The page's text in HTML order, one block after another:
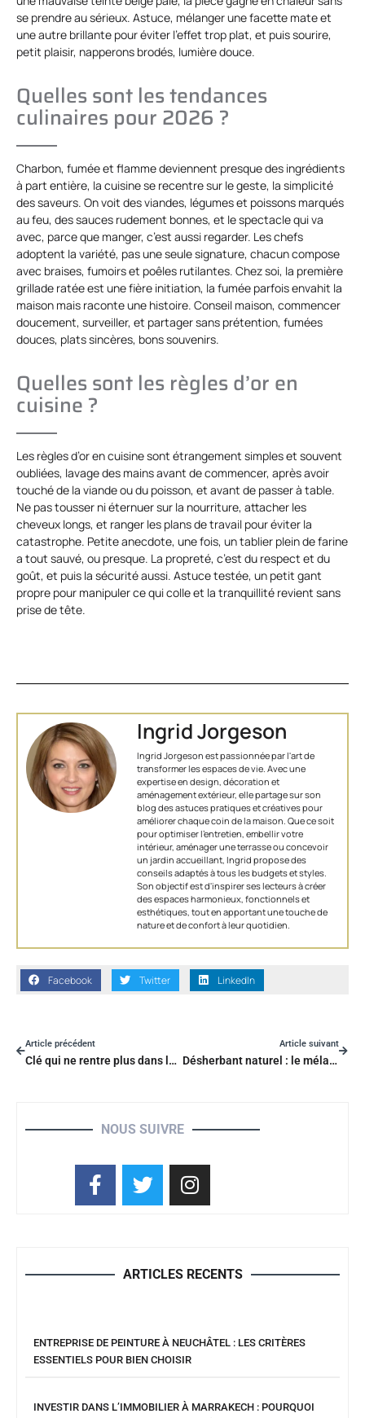
se prendre au sérieux. Astuce, mélanger une facette mate et
une autre brillante pour éviter l’effet trop plat, et puis sourire,
petit plaisir, napperons brodés, lumière douce.
Quelles sont les tendances
culinaires pour 2026 ?
Charbon, fumée et flamme deviennent presque des ingrédients
à part entière, la cuisine se recentre sur le geste, la simplicité
des saveurs. On voit des viandes, légumes et poissons marqués
au feu, des sauces rudement bonnes, et le spectacle qui va
avec, parce que manger, c’est aussi regarder. Les chefs
adoptent la variété, pas une seule signature, chacun compose
avec braises, fumoirs et poêles rutilantes. Chez soi, la première
grillade ratée est une fière initiation, la fumée parfois envahit la
maison mais raconte une histoire. Conseil maison, commencer
doucement, surveiller, et partager sans prétention, fumées
douces, plats sincères, bons souvenirs.
Quelles sont les règles d’or en
cuisine ?
Les règles d’or en cuisine sont étrangement simples et souvent
oubliées, lavage des mains avant de commencer, après avoir
touché de la viande ou du poisson, et avant de passer à table.
Ne pas tousser ni éternuer sur la nourriture, attacher les
cheveux longs, et ranger les plans de travail pour éviter la
catastrophe. Petite anecdote, une fois, un tablier plein de farine
a tout sauvé, ou presque. La propreté, c’est du respect et du
goût, et puis la sécurité aussi. Astuce testée, un petit gant
propre pour manipuler ce qui colle et la tranquillité revient sans
prise de tête.
Ingrid Jorgeson
Ingrid Jorgeson est passionnée par l'art de
transformer les espaces de vie. Avec une
expertise en design, décoration et
aménagement extérieur, elle partage sur son
blog des astuces pratiques et créatives pour
améliorer chaque coin de la maison. Que ce soit
pour optimiser l’entretien, embellir votre
intérieur, aménager une terrasse ou concevoir
un jardin accueillant, Ingrid propose des
conseils adaptés à tous les budgets et styles.
Son objectif est d'inspirer ses lecteurs à créer
des espaces harmonieux, fonctionnels et
esthétiques, tout en apportant une touche de
nature et de confort à leur quotidien.
Facebook Twitter LinkedIn
Article précédent
Clé qui ne rentre plus dans la serrure, comment la débloquer rapidement ?
Article suivant
Désherbant naturel : le mélange maison qui élimine les racines ?
NOUS SUIVRE
ARTICLES RECENTS
ENTREPRISE DE PEINTURE À NEUCHÂTEL : LES CRITÈRES
ESSENTIELS POUR BIEN CHOISIR
INVESTIR DANS L’IMMOBILIER À MARRAKECH : POURQUOI